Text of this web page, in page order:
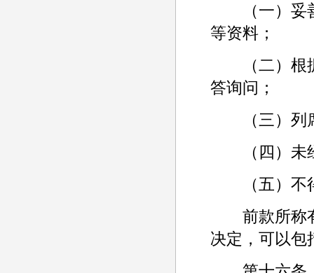
（一）妥善
等资料；
（二）根据
答询问；
（三）列席
（四）未经
（五）不得
前款所称有
决定，可以包